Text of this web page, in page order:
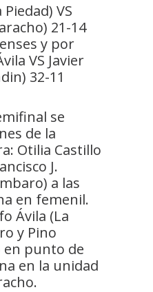
VS
21-14
y por
VS Javier
32-11
se
de la
Otilia Castillo
J.
a las
en femenil.
Ávila (La
y Pino
en punto de
en la unidad